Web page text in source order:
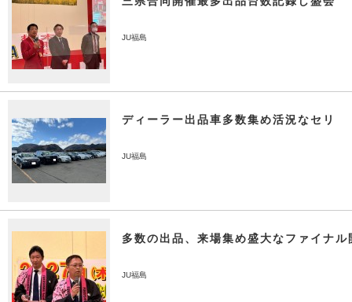
JU福島
ディーラー出品車多数集め活況なセリ
JU福島
多数の出品、来場集め盛大なファイナル
JU福島